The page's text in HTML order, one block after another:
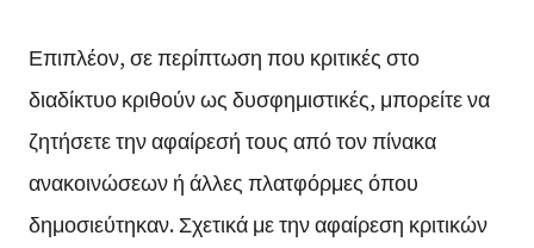
Επιπλέον, σε περίπτωση που κριτικές στο
διαδίκτυο κριθούν ως δυσφημιστικές, μπορείτε να
ζητήσετε την αφαίρεσή τους από τον πίνακα
ανακοινώσεων ή άλλες πλατφόρμες όπου
δημοσιεύτηκαν. Σχετικά με την αφαίρεση κριτικών